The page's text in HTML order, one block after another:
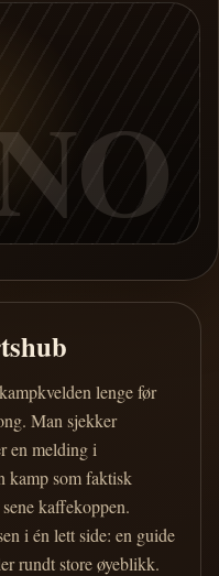
lenge før
Man sjekker
en melding i
kamp som faktisk
kaffekoppen.
i én lett side: en guide
rundt store øyeblikk.